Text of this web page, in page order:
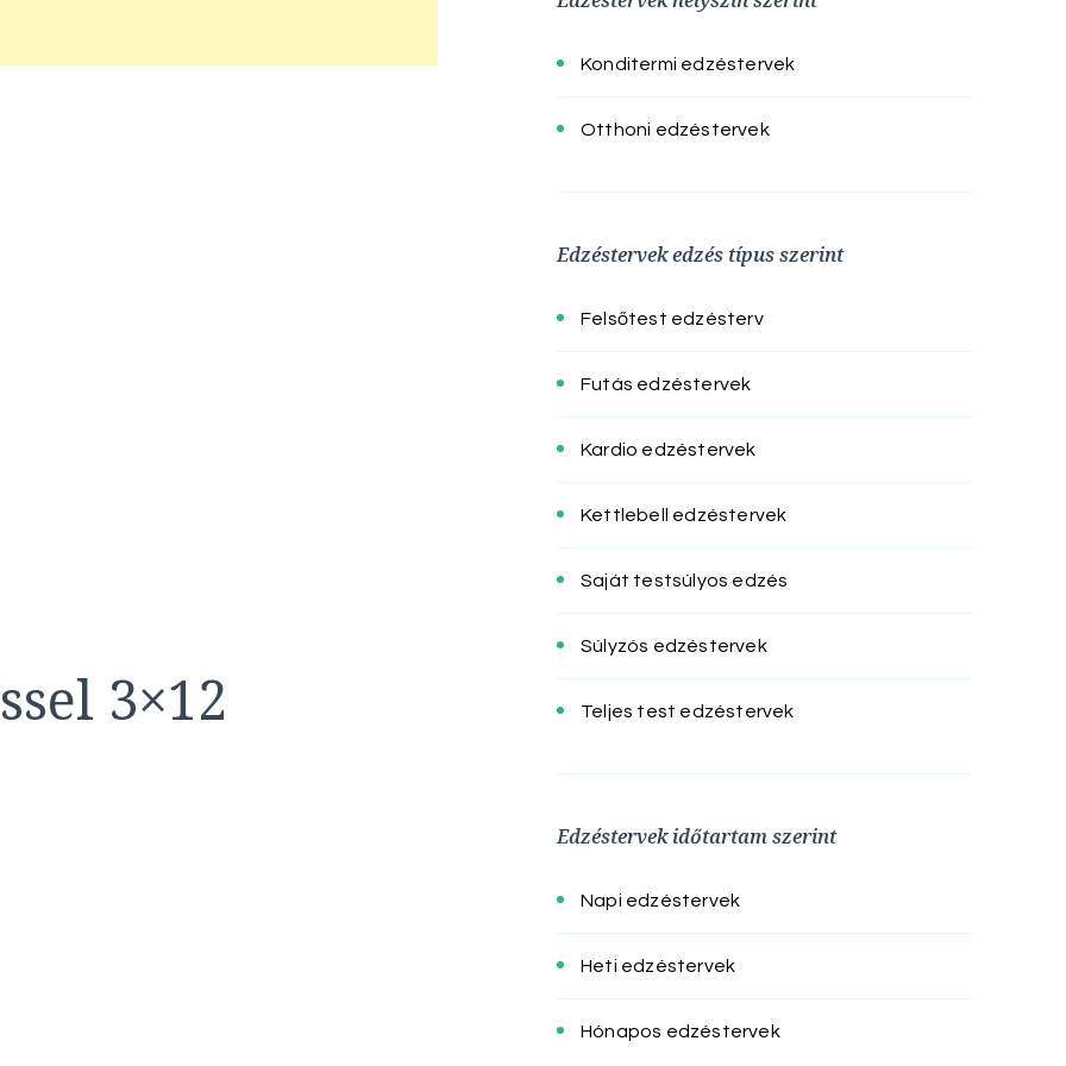
3×12
Konditermi edzéstervek
Otthoni edzéstervek
Edzéstervek edzés típus szerint
Felsőtest edzésterv
Futás edzéstervek
Kardio edzéstervek
Kettlebell edzéstervek
Saját testsúlyos edzés
Súlyzós edzéstervek
Teljes test edzéstervek
Edzéstervek időtartam szerint
Napi edzéstervek
Heti edzéstervek
Hónapos edzéstervek